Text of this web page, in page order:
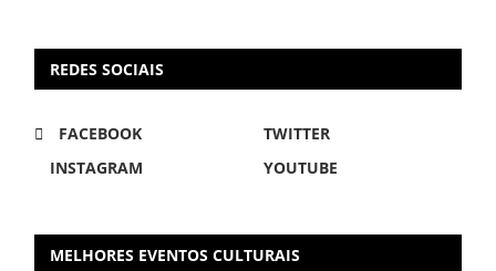
REDES SOCIAIS
FACEBOOK
TWITTER
INSTAGRAM
YOUTUBE
MELHORES EVENTOS CULTURAIS